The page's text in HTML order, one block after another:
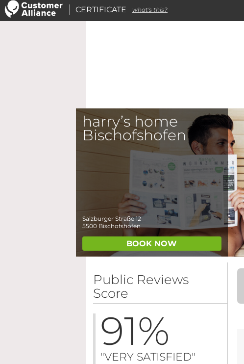
harry’s home
Bischofshofen
Salzburger Straße 12
5500 Bischofshofen
BOOK NOW
Public Reviews
Score
91%
"VERY SATISFIED"
CERTIFICATE what's this?